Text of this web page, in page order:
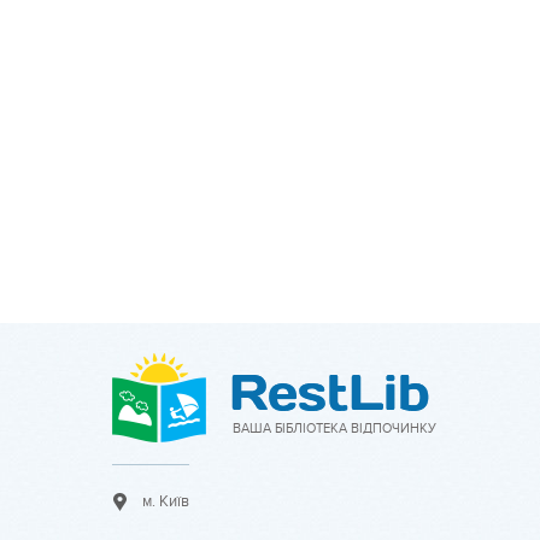
ВАША БІБЛІОТЕКА ВІДПОЧИНКУ
м. Київ